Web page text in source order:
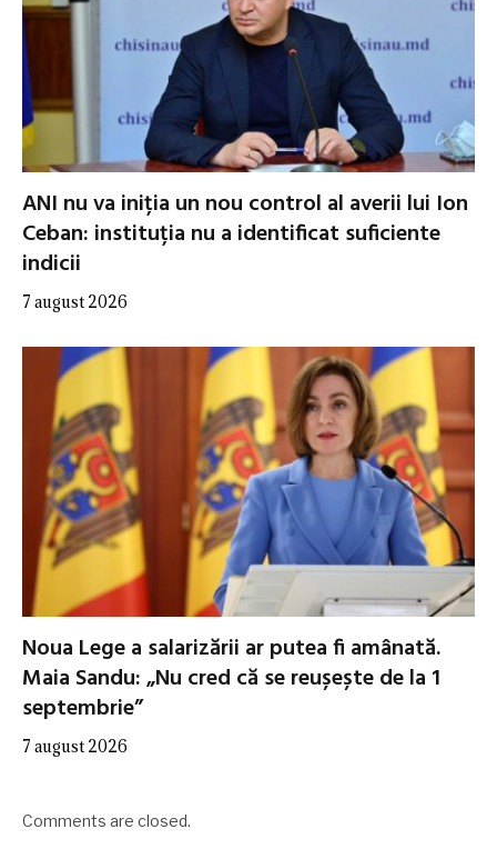
ANI nu va iniția un nou control al averii lui Ion
Ceban: instituția nu a identificat suficiente
indicii
7 august 2026
Noua Lege a salarizării ar putea fi amânată.
Maia Sandu: „Nu cred că se reușește de la 1
septembrie”
7 august 2026
Comments are closed.